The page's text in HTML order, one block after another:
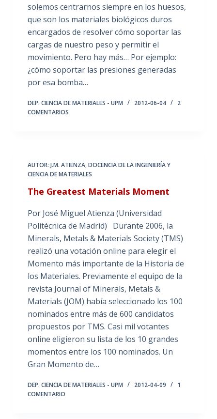
solemos centrarnos siempre en los huesos,
que son los materiales biológicos duros
encargados de resolver cómo soportar las
cargas de nuestro peso y permitir el
movimiento. Pero hay más… Por ejemplo:
¿cómo soportar las presiones generadas
por esa bomba…
DEP. CIENCIA DE MATERIALES - UPM 2012-06-04
2
COMENTARIOS
AUTOR: J.M. ATIENZA,DOCENCIA DE LA INGENIERÍA Y
CIENCIA DE MATERIALES
The Greatest Materials Moment
Por José Miguel Atienza (Universidad
Politécnica de Madrid) Durante 2006, la
Minerals, Metals & Materials Society (TMS)
realizó una votación online para elegir el
Momento más importante de la Historia de
los Materiales. Previamente el equipo de la
revista Journal of Minerals, Metals &
Materials (JOM) había seleccionado los 100
nominados entre más de 600 candidatos
propuestos por TMS. Casi mil votantes
online eligieron su lista de los 10 grandes
momentos entre los 100 nominados. Un
Gran Momento de…
DEP. CIENCIA DE MATERIALES - UPM 2012-04-09
1
COMENTARIO